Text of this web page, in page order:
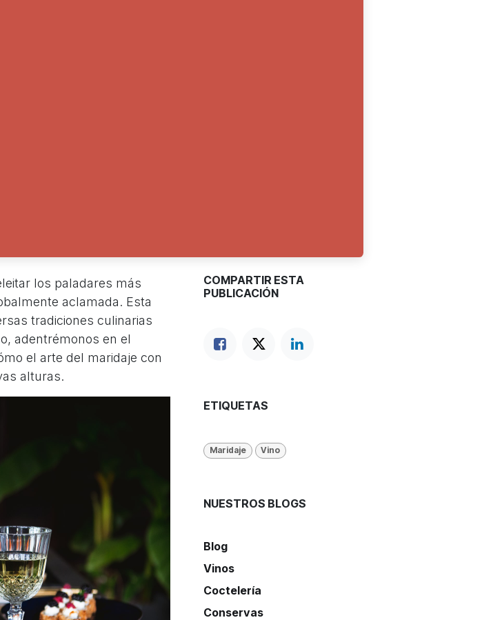
los paladares más
aclamada. Esta
tradiciones culinarias
adentrémonos en el
el arte del maridaje con
alturas.
COMPARTIR ESTA
PUBLICACIÓN
ETIQUETAS
Maridaje Vino
NUESTROS BLOGS
Blog
Vinos
Coctelería
Conservas